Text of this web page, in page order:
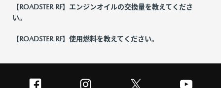
【ROADSTER RF】エンジンオイルの交換量を教えてくださ
い。
【ROADSTER RF】使用燃料を教えてください。